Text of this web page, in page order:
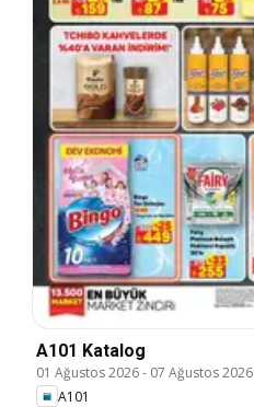
A101 Katalog
01 Ağustos 2026- 07 Ağustos 2026
A101